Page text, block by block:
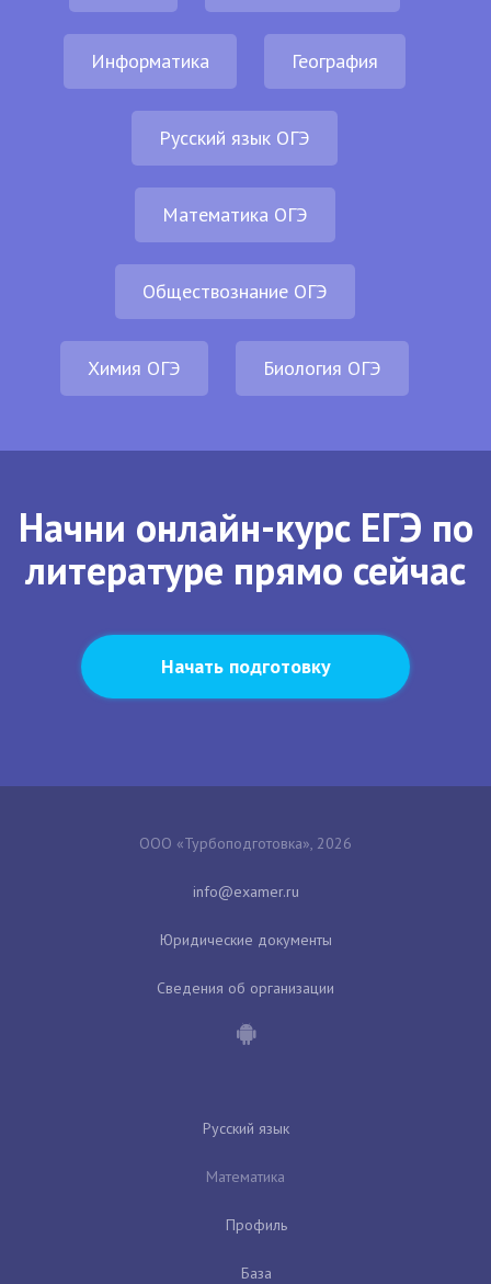
Информатика География
Русский язык ОГЭ
Математика ОГЭ
Обществознание ОГЭ
Химия ОГЭ Биология ОГЭ
Начни онлайн-курс ЕГЭ по
литературе прямо сейчас
Начать подготовку
ООО «Турбоподготовка», 2026
Юридические документы
Сведения об организации
Русский язык
Математика
Профиль
База